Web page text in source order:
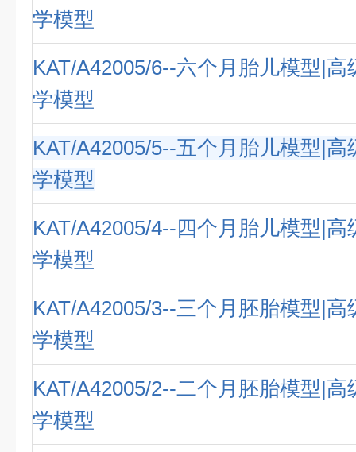
学模型
KAT/A42005/6--六个月胎儿模型|高
学模型
KAT/A42005/5--五个月胎儿模型|高
学模型
KAT/A42005/4--四个月胎儿模型|高
学模型
KAT/A42005/3--三个月胚胎模型|高
学模型
KAT/A42005/2--二个月胚胎模型|高
学模型